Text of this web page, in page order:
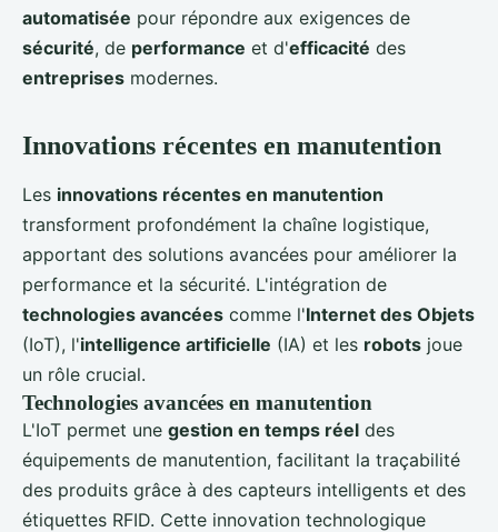
automatisée pour répondre aux exigences de
sécurité, de performance et d'efficacité des
entreprises modernes.
Innovations récentes en manutention
Les innovations récentes en manutention
transforment profondément la chaîne logistique,
apportant des solutions avancées pour améliorer la
performance et la sécurité. L'intégration de
technologies avancées comme l'Internet des Objets
(IoT), l'intelligence artificielle (IA) et les robots joue
un rôle crucial.
Technologies avancées en manutention
L'IoT permet une gestion en temps réel des
équipements de manutention, facilitant la traçabilité
des produits grâce à des capteurs intelligents et des
étiquettes RFID. Cette innovation technologique